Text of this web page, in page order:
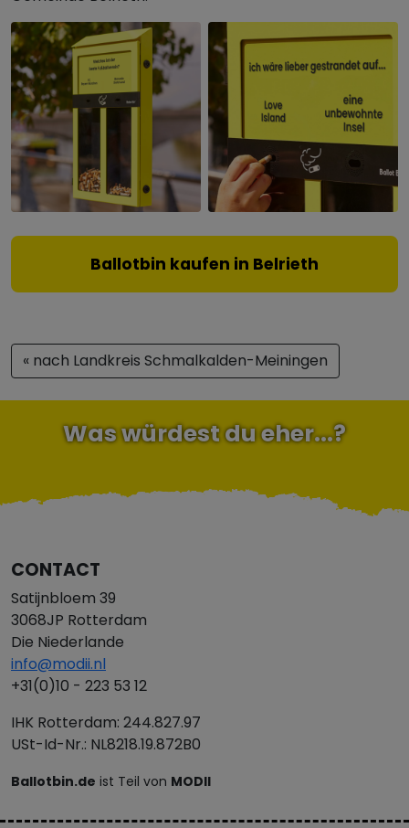
Ballotbin kaufen in Belrieth
« nach Landkreis Schmalkalden-Meiningen
Was würdest du eher...?
CONTACT
Satijnbloem 39
3068JP Rotterdam
Die Niederlande
info@modii.nl
+31(0)10 - 223 53 12
IHK Rotterdam: 244.827.97
USt-Id-Nr.: NL8218.19.872B0
Ballotbin.de ist Teil von MODII